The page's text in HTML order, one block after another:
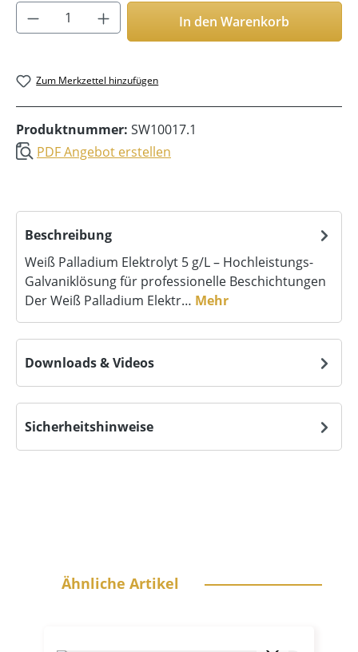
Produkt Anzahl: Gib den gewünschten
In den Warenkorb
Zum Merkzettel hinzufügen
Produktnummer: SW10017.1
PDF Angebot erstellen
Beschreibung
Weiß Palladium Elektrolyt 5 g/L – Hochleistungs-
Galvaniklösung für professionelle Beschichtungen
Der Weiß Palladium Elektr… Mehr
Downloads & Videos
Sicherheitshinweise
Ähnliche Artikel